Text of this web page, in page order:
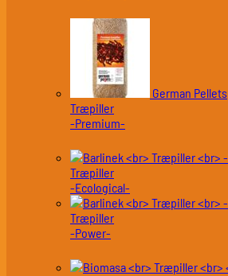
German Pellets
Træpiller
-Premium-
Træpiller
-Ecological-
Træpiller
-Power-